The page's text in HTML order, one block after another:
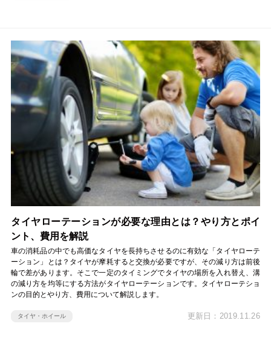
タイヤローテーションが必要な理由とは？やり方とポイ
ント、費用を解説
車の消耗品の中でも高価なタイヤを長持ちさせるのに有効な「タイヤローテ
ーション」とは？タイヤが摩耗すると交換が必要ですが、その減り方は前後
輪で差があります。そこで一定のタイミングでタイヤの場所を入れ替え、溝
の減り方を均等にする方法がタイヤローテーションです。タイヤローテショ
ンの目的とやり方、費用について解説します。
タイヤ・ホイール 更新日：2019.11.26